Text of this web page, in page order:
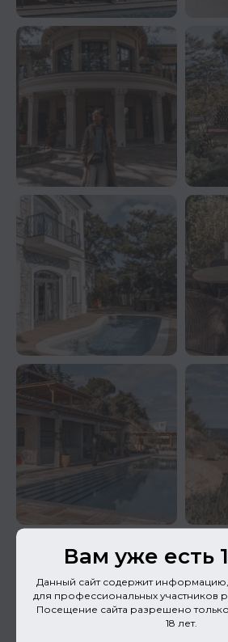
Вам уже есть
Данный сайт содержит
для профессиональных участников
Посещение сайта разрешено
18 лет.